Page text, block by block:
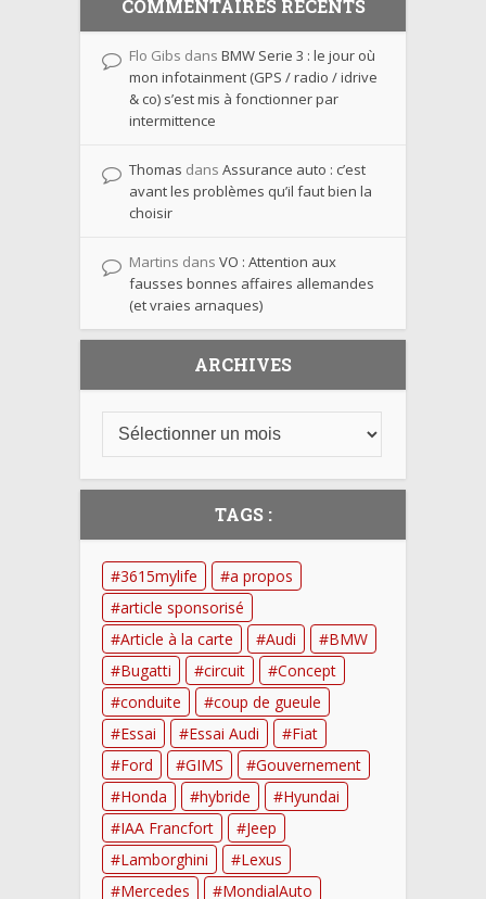
COMMENTAIRES RÉCENTS
Flo Gibs dans BMW Serie 3 : le jour où
mon infotainment (GPS / radio / idrive
& co) s’est mis à fonctionner par
intermittence
Thomas dans Assurance auto : c’est
avant les problèmes qu’il faut bien la
choisir
Martins dans VO : Attention aux
fausses bonnes affaires allemandes
(et vraies arnaques)
ARCHIVES
TAGS :
3615mylife
a propos
article sponsorisé
Article à la carte
Audi
BMW
Bugatti
circuit
Concept
conduite
coup de gueule
Essai
Essai Audi
Fiat
Ford
GIMS
Gouvernement
Honda
hybride
Hyundai
IAA Francfort
Jeep
Lamborghini
Lexus
Mercedes
MondialAuto